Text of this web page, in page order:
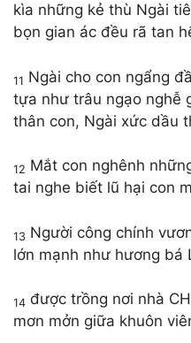
kìa những kẻ thù Ngài
bọn gian ác đều rã tan
11 Ngài cho con ngẩng
tựa như trâu ngạo nghễ
thân con, Ngài xức dầu
12 Mắt con nghênh
tai nghe biết lũ hại con
13 Người công chính
lớn mạnh như hương bá
14 được trồng nơi nhà
mơn mởn giữa khuôn